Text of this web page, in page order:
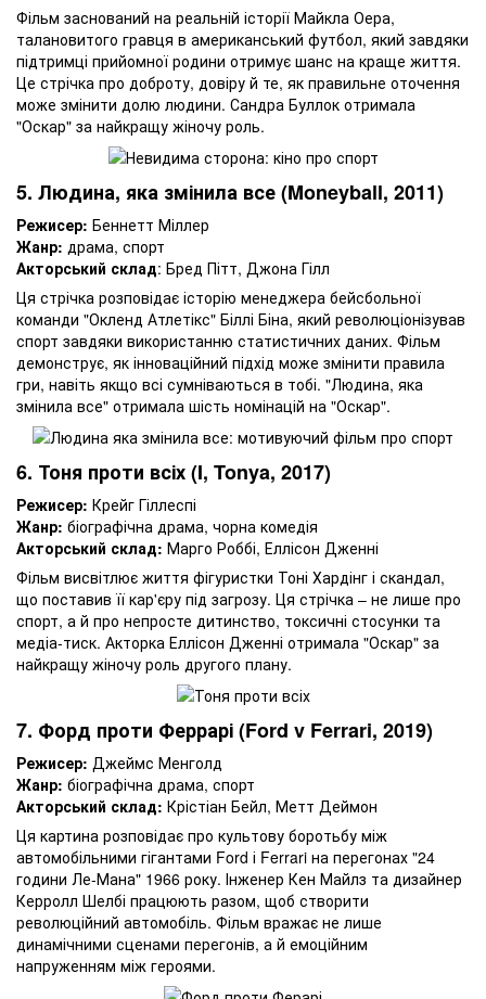
Фільм заснований на реальній історії Майкла Оера,
талановитого гравця в американський футбол, який завдяки
підтримці прийомної родини отримує шанс на краще життя.
Це стрічка про доброту, довіру й те, як правильне оточення
може змінити долю людини. Сандра Буллок отримала
"Оскар" за найкращу жіночу роль.
5. Людина, яка змінила все (Moneyball, 2011)
Режисер: Беннетт Міллер
Жанр: драма, спорт
Акторський склад: Бред Пітт, Джона Гілл
Ця стрічка розповідає історію менеджера бейсбольної
команди "Окленд Атлетікс" Біллі Біна, який революціонізував
спорт завдяки використанню статистичних даних. Фільм
демонструє, як інноваційний підхід може змінити правила
гри, навіть якщо всі сумніваються в тобі. "Людина, яка
змінила все" отримала шість номінацій на "Оскар".
6. Тоня проти всіх (I, Tonya, 2017)
Режисер: Крейг Гіллеспі
Жанр: біографічна драма, чорна комедія
Акторський склад: Марго Роббі, Еллісон Дженні
Фільм висвітлює життя фігуристки Тоні Хардінг і скандал,
що поставив її кар'єру під загрозу. Ця стрічка – не лише про
спорт, а й про непросте дитинство, токсичні стосунки та
медіа-тиск. Акторка Еллісон Дженні отримала "Оскар" за
найкращу жіночу роль другого плану.
7. Форд проти Феррарі (Ford v Ferrari, 2019)
Режисер: Джеймс Менголд
Жанр: біографічна драма, спорт
Акторський склад: Крістіан Бейл, Метт Деймон
Ця картина розповідає про культову боротьбу між
автомобільними гігантами Ford і Ferrari на перегонах "24
години Ле-Мана" 1966 року. Інженер Кен Майлз та дизайнер
Керролл Шелбі працюють разом, щоб створити
революційний автомобіль. Фільм вражає не лише
динамічними сценами перегонів, а й емоційним
напруженням між героями.